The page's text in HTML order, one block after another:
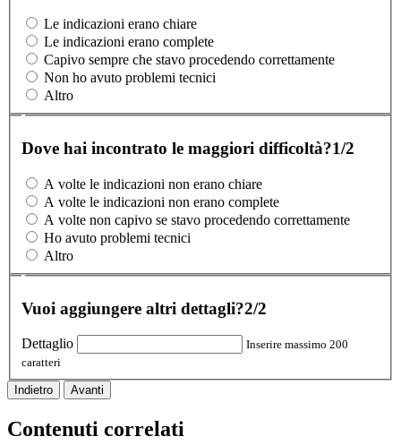
Le indicazioni erano chiare
Le indicazioni erano complete
Capivo sempre che stavo procedendo correttamente
Non ho avuto problemi tecnici
Altro
Dove hai incontrato le maggiori difficoltà?1/2
A volte le indicazioni non erano chiare
A volte le indicazioni non erano complete
A volte non capivo se stavo procedendo correttamente
Ho avuto problemi tecnici
Altro
Vuoi aggiungere altri dettagli?2/2
Dettaglio
Inserire massimo 200
caratteri
Indietro Avanti
Contenuti correlati